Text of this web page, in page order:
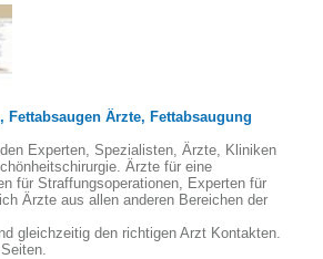
Ärzte, Fettabsaugung
Experten, Spezialisten, Ärzte, Kliniken
Ärzte für eine
für Straffungsoperationen, Experten für
Ärzte aus allen anderen Bereichen der
gleichzeitig den richtigen Arzt Kontakten.